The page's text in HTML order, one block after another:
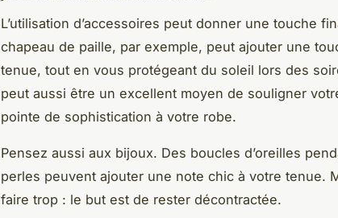
L’utilisation d’accessoires peut donner une touche
chapeau de paille, par exemple, peut ajouter une
tenue, tout en vous protégeant du soleil lors des
peut aussi être un excellent moyen de souligner
pointe de sophistication à votre robe.
Pensez aussi aux bijoux. Des boucles d’oreilles
perles peuvent ajouter une note chic à votre tenue.
faire trop : le but est de rester décontractée.